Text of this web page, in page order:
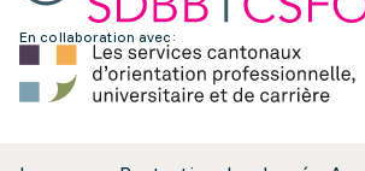
En collaboration avec: